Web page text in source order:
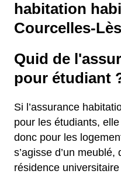
habitation
Courcelles-
Quid de
pour étudiant
Si l’assurance
pour les étudiants,
donc pour les
s’agisse d’un meublé,
résidence universitaire